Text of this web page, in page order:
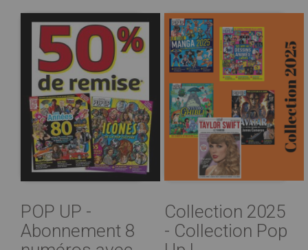
POP UP -
Abonnement 8
Collection 2025
- Collection Pop